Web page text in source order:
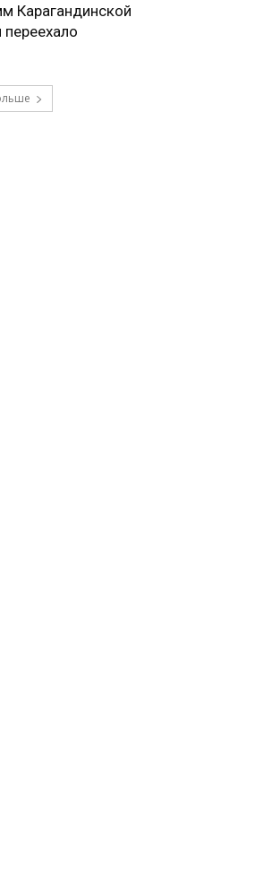
Карагандинской
переехало